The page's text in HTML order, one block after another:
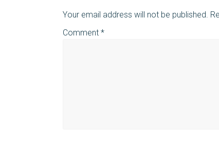
Your email address will not be published.
Comment *